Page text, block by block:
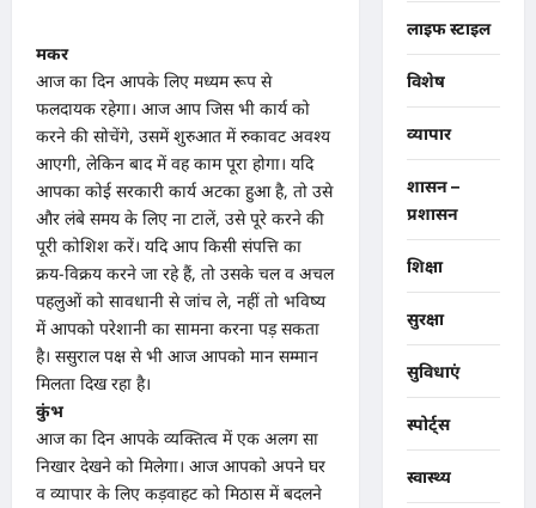
मकर
आज का दिन आपके लिए मध्यम रूप से
फलदायक रहेगा। आज आप जिस भी कार्य को
करने की सोचेंगे, उसमें शुरुआत में रुकावट अवश्य
आएगी, लेकिन बाद में वह काम पूरा होगा। यदि
आपका कोई सरकारी कार्य अटका हुआ है, तो उसे
और लंबे समय के लिए ना टालें, उसे पूरे करने की
पूरी कोशिश करें। यदि आप किसी संपत्ति का
क्रय-विक्रय करने जा रहे हैं, तो उसके चल व अचल
पहलुओं को सावधानी से जांच ले, नहीं तो भविष्य
में आपको परेशानी का सामना करना पड़ सकता
है। ससुराल पक्ष से भी आज आपको मान सम्मान
मिलता दिख रहा है।
कुंभ
आज का दिन आपके व्यक्तित्व में एक अलग सा
निखार देखने को मिलेगा। आज आपको अपने घर
व व्यापार के लिए कड़वाहट को मिठास में बदलने
लाइफ स्टाइल
विशेष
व्यापार
शासन –
प्रशासन
शिक्षा
सुरक्षा
सुविधाएं
स्पोर्ट्स
स्वास्थ्य